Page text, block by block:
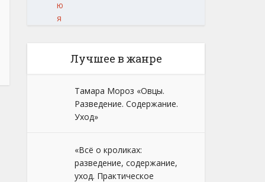
ю
я
Лучшее в жанре
Тамара Мороз «Овцы.
Разведение. Содержание.
Уход»
«Всё о кроликах:
разведение, содержание,
уход. Практическое